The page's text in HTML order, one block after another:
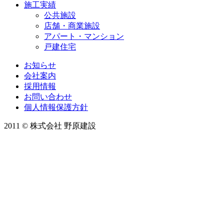
施工実績
公共施設
店舗・商業施設
アパート・マンション
戸建住宅
お知らせ
会社案内
採用情報
お問い合わせ
個人情報保護方針
2011 © 株式会社 野原建設